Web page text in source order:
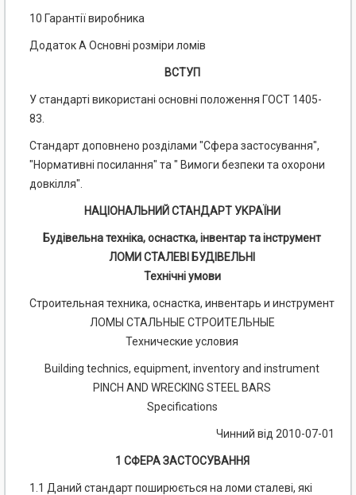
10 Гарантії виробника
Додаток А Основні розміри ломів
ВСТУП
У стандарті використані основні положення ГОСТ 1405-
83.
Стандарт доповнено розділами "Сфера застосування",
"Нормативні посилання" та " Вимоги безпеки та охорони
довкілля".
НАЦІОНАЛЬНИЙ СТАНДАРТ УКРАЇНИ
Будівельна техніка, оснастка, інвентар та інструмент
ЛОМИ СТАЛЕВІ БУДІВЕЛЬНІ
Технічні умови
Строительная техника, оснастка, инвентарь и инструмент
ЛОМЫ СТАЛЬНЫЕ СТРОИТЕЛЬНЫЕ
Технические условия
Building technics, equipment, inventory and instrument
PINCH AND WRECKING STEEL BARS
Specifications
Чинний від 2010-07-01
1 СФЕРА ЗАСТОСУВАННЯ
1.1 Даний стандарт поширюється на ломи сталеві, які